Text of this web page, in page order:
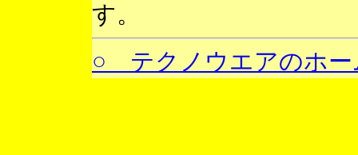
す。
○ テクノウエアのホー